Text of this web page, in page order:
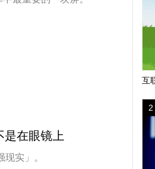
是在眼镜上
实」。
互
2